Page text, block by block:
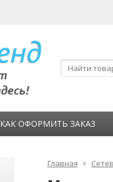
КАК ОФОРМИТЬ ЗАКАЗ
Главная